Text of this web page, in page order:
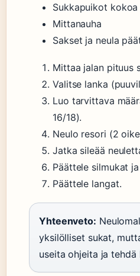
Sukkapuikot kokoa
Mittanauha
Sakset ja neula
Mittaa jalan pituus
Valitse lanka
Luo tarvittava
16/18).
Neulo resori (2
Jatka sileää
Päättele silmukat
Päättele langat.
Yhteenveto:
yksilölliset sukat,
useita ohjeita ja tehdä